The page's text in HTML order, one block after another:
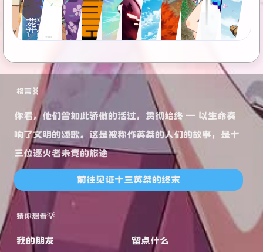
格言🧬
你看，他们曾如此骄傲的活过，贯彻始终 — 以生命奏
响了文明的颂歌。这是被称作英桀的人们的故事，是十
三位逐火者未竟的旅途
前往见证十三英桀的终末
猜你想看💡
我的朋友
留点什么